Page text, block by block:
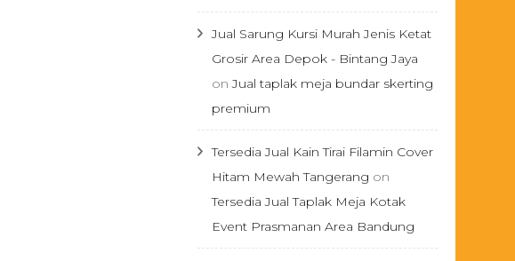
Jual Sarung Kursi Murah Jenis Ketat
Grosir Area Depok - Bintang Jaya
onJual taplak meja bundar skerting
premium
Tersedia Jual Kain Tirai Filamin Cover
Hitam Mewah Tangerang on
Tersedia Jual Taplak Meja Kotak
Event Prasmanan Area Bandung